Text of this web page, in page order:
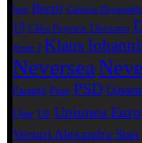
best Brexit Camera
19 Călin Popescu Tăriceanu
Jessie J Klaus
Neversea
Paraziții Poze PSD
Uber UE Uniunea
Versuri Alexandra Stan